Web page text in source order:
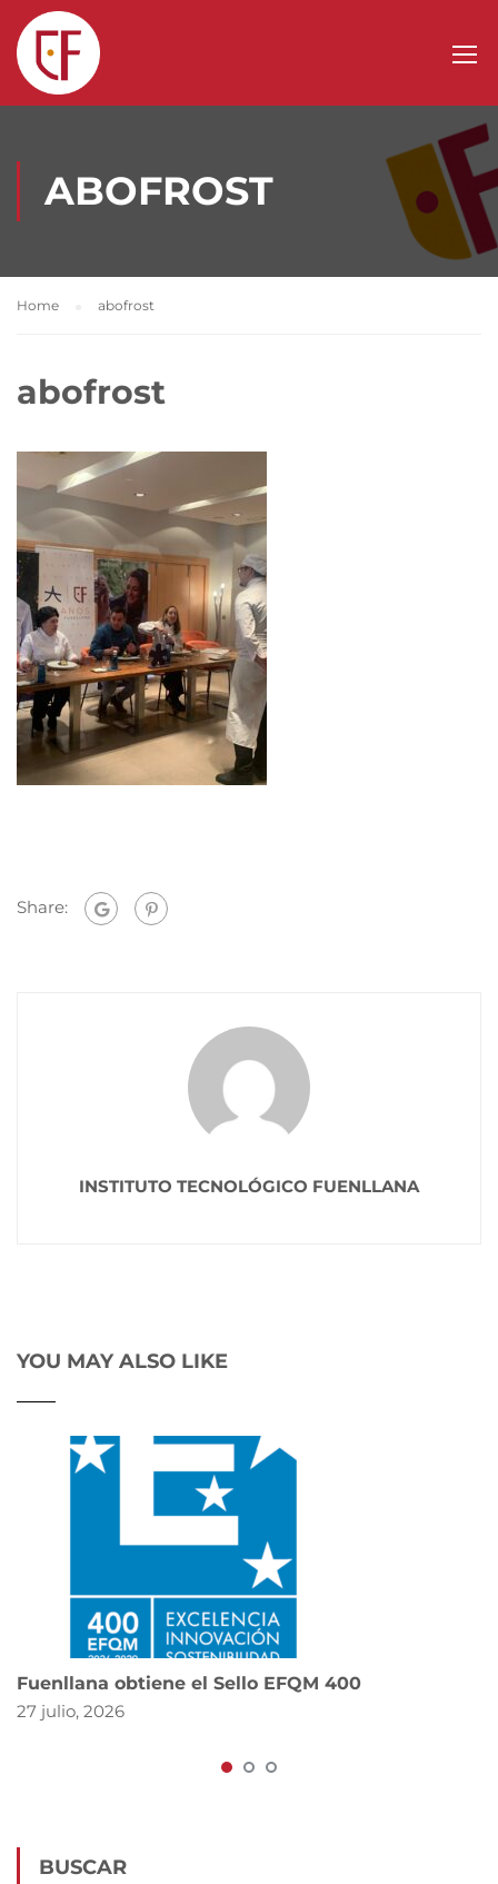
ABOFROST
Home abofrost
abofrost
Share:
INSTITUTO TECNOLÓGICO FUENLLANA
YOU MAY ALSO LIKE
Fuenllana obtiene el Sello EFQM 400
27 julio, 2026
BUSCAR